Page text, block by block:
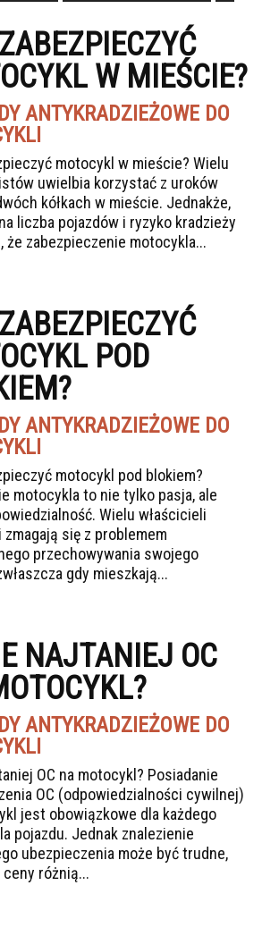
W MIEŚCIE?
ANTYKRADZIEŻOWE DO
motocykl w mieście? Wielu
uwielbia korzystać z uroków
kółkach w mieście. Jednakże,
liczba pojazdów i ryzyko kradzieży
że zabezpieczenie motocykla...
POD
ANTYKRADZIEŻOWE DO
motocykl pod blokiem?
motocykla to nie tylko pasja, ale
Wielu właścicieli
się z problemem
przechowywania swojego
gdy mieszkają...
NAJTANIEJ OC
ANTYKRADZIEŻOWE DO
OC na motocykl? Posiadanie
OC (odpowiedzialności cywilnej)
jest obowiązkowe dla każdego
pojazdu. Jednak znalezienie
ubezpieczenia może być trudne,
różnią...